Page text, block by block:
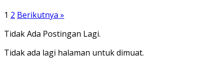
1 2 Berikutnya »
Tidak Ada Postingan Lagi.
Tidak ada lagi halaman untuk dimuat.